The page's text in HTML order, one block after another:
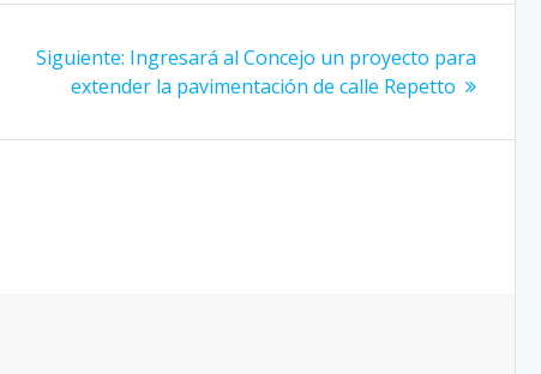
Siguiente: Siguiente
entrada:
Ingresará al Concejo un proyecto para
extender la pavimentación de calle Repetto